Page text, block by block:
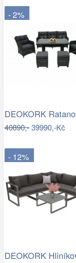
- 2%
40890,-39990,-Kč
- 12%